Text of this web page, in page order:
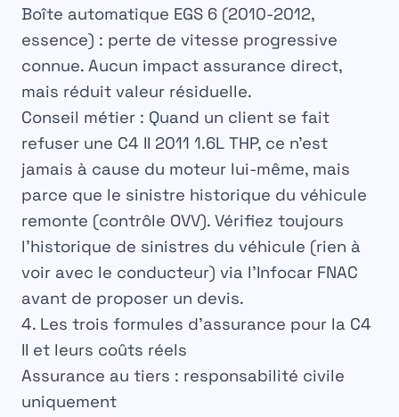
Boîte automatique EGS 6 (2010-2012,
essence) : perte de vitesse progressive
connue. Aucun impact assurance direct,
mais réduit valeur résiduelle.
Conseil métier : Quand un client se fait
refuser une C4 II 2011 1.6L THP, ce n’est
jamais à cause du moteur lui-même, mais
parce que le sinistre historique du véhicule
remonte (contrôle OVV). Vérifiez toujours
l’historique de sinistres du véhicule (rien à
voir avec le conducteur) via l’Infocar FNAC
avant de proposer un devis.
4. Les trois formules d’assurance pour la C4
II et leurs coûts réels
Assurance au tiers : responsabilité civile
uniquement